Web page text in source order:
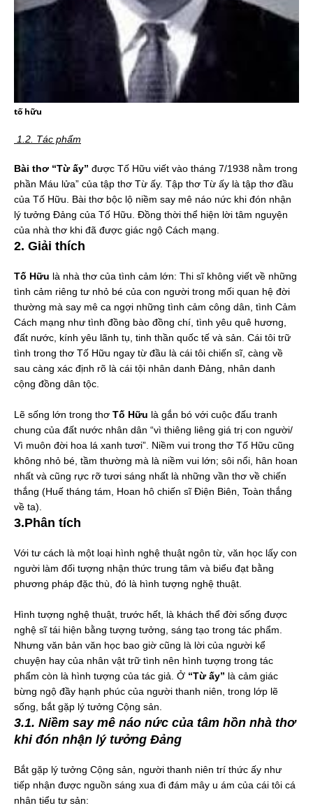
tố hữu
1.2. Tác phẩm
Bài thơ “Từ ấy” được Tố Hữu viết vào tháng 7/1938 nằm trong
phần Máu lửa” của tập thơ Từ ấy. Tập thơ Từ ấy là tập thơ đầu
của Tố Hữu. Bài thơ bộc lộ niềm say mê náo nức khi đón nhận
lý tưởng Đảng của Tố Hữu. Đồng thời thể hiện lời tâm nguyện
của nhà thơ khi đã được giác ngộ Cách mạng.
2. Giải thích
Tố Hữu là nhà thơ của tình cảm lớn: Thi sĩ không viết về những
tình cảm riêng tư nhỏ bé của con người trong mối quan hệ đời
thường mà say mê ca ngợi những tình cảm công dân, tình Cảm
Cách mạng như tình đồng bào đồng chí, tình yêu quê hương,
đất nước, kính yêu lãnh tụ, tinh thần quốc tế và sản. Cái tôi trữ
tình trong thơ Tố Hữu ngay từ đầu là cái tôi chiến sĩ, càng về
sau càng xác định rõ là cái tội nhân danh Đảng, nhân danh
cộng đồng dân tộc.
Lẽ sống lớn trong thơ Tố Hữu là gắn bó với cuộc đấu tranh
chung của đất nước nhân dân “vì thiêng liêng giá trị con người/
Vì muôn đời hoa lá xanh tươi”. Niềm vui trong thơ Tố Hữu cũng
không nhỏ bé, tầm thường mà là niềm vui lớn; sôi nổi, hân hoan
nhất và cũng rực rỡ tươi sáng nhất là những vần thơ về chiến
thắng (Huế tháng tám, Hoan hô chiến sĩ Điện Biên, Toàn thắng
về ta).
3.Phân tích
Với tư cách là một loại hình nghệ thuật ngôn từ, văn học lấy con
người làm đối tượng nhận thức trung tâm và biểu đạt bằng
phương pháp đặc thù, đó là hình tượng nghệ thuật.
Hình tượng nghệ thuật, trước hết, là khách thể đời sống được
nghệ sĩ tái hiện bằng tượng tưởng, sáng tạo trong tác phẩm.
Nhưng văn bản văn học bao giờ cũng là lời của người kể
chuyện hay của nhân vật trữ tình nên hình tượng trong tác
phẩm còn là hình tượng của tác giả. Ở “Từ ấy” là cảm giác
bừng ngộ đầy hạnh phúc của người thanh niên, trong lớp lẽ
sống, bắt gặp lý tưởng Cộng sản.
3.1. Niềm say mê náo nức của tâm hồn nhà thơ
khi đón nhận lý tưởng Đảng
Bắt gặp lý tưởng Cộng sản, người thanh niên trí thức ấy như
tiếp nhận được nguồn sáng xua đi đám mây u ám của cái tôi cá
nhân tiểu tư sản: